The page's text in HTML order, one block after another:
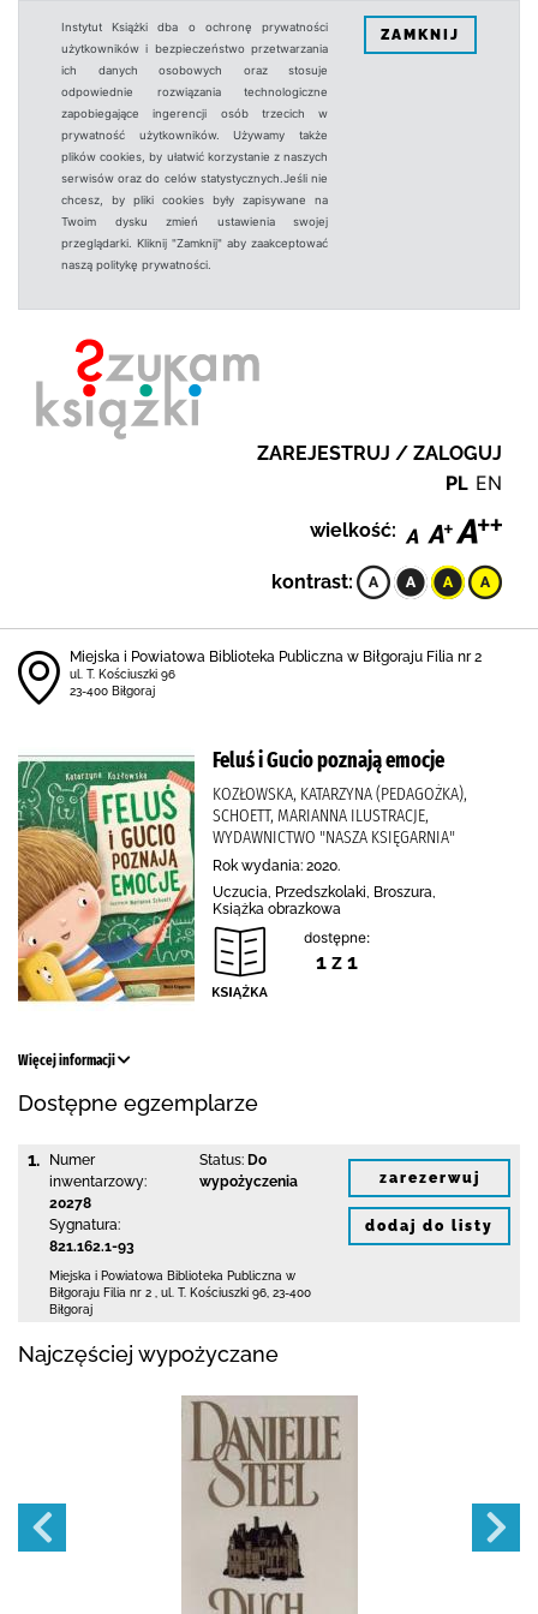
Instytut Książki dba o ochronę prywatności
użytkowników i bezpieczeństwo przetwarzania
ich danych osobowych oraz stosuje
odpowiednie rozwiązania technologiczne
zapobiegające ingerencji osób trzecich w
prywatność użytkowników. Używamy także
plików cookies, by ułatwić korzystanie z naszych
serwisów oraz do celów statystycznych.Jeśli nie
chcesz, by pliki cookies były zapisywane na
Twoim dysku zmień ustawienia swojej
przeglądarki. Kliknij "Zamknij" aby zaakceptować
naszą politykę prywatności.
ZAMKNIJ
ZAREJESTRUJ / ZALOGUJ
PL EN
wielkość:
kontrast:
Miejska i Powiatowa Biblioteka Publiczna w Biłgoraju Filia nr 2
ul. T. Kościuszki 96
23-400 Biłgoraj
Feluś i Gucio poznają emocje
KOZŁOWSKA, KATARZYNA (PEDAGOŻKA),
SCHOETT, MARIANNA ILUSTRACJE,
WYDAWNICTWO "NASZA KSIĘGARNIA"
Rok wydania: 2020.
Uczucia, Przedszkolaki, Broszura,
Książka obrazkowa
dostępne:
1 z 1
Więcej informacji
Dostępne egzemplarze
1.
Numer
inwentarzowy:
20278
Sygnatura:
821.162.1-93
Status: Do
wypożyczenia
Miejska i Powiatowa Biblioteka Publiczna w
Biłgoraju Filia nr 2
ul. T. Kościuszki 96 23-400
Biłgoraj
zarezerwuj
dodaj do listy
Najczęściej wypożyczane